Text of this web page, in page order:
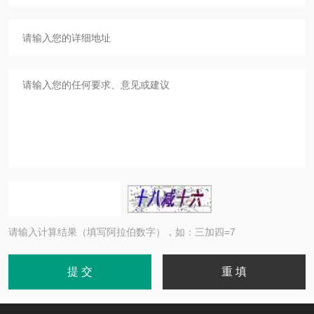
请输入计算结果（填写阿拉伯数字），如：三加四=7